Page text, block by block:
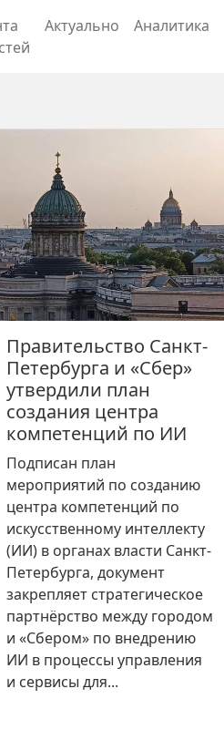
Актуально Аналитика
Правительство Санкт-
Петербурга и «Сбер»
утвердили план
создания центра
компетенций по ИИ
Подписан план
мероприятий по созданию
центра компетенций по
искусственному интеллекту
(ИИ) в органах власти Санкт-
Петербурга, документ
закрепляет стратегическое
партнёрство между городом
и «Сбером» по внедрению
ИИ в процессы управления
и сервисы для...